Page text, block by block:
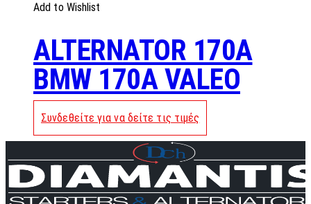
Add to Wishlist
ALTERNATOR 170A
BMW 170A VALEO
Συνδεθείτε για να δείτε τις τιμές